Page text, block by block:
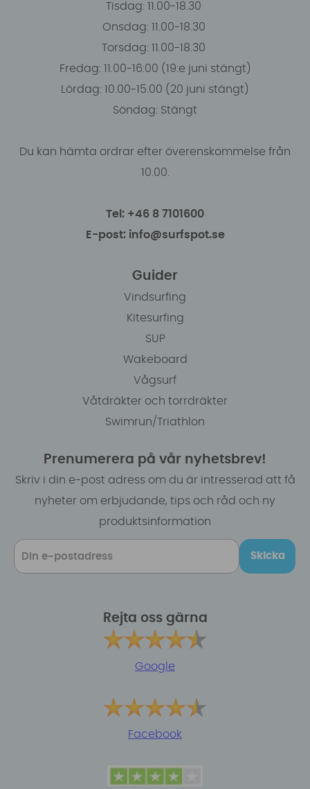
Tisdag: 11.00-18.30
Onsdag: 11.00-18.30
Torsdag: 11.00-18.30
Fredag: 11.00-16:00 (19:e juni stängt)
Lördag: 10.00-15.00 (20 juni stängt)
Söndag: Stängt
Du kan hämta ordrar efter överenskommelse från
10.00.
Tel: +46 8 7101600
E-post: info@surfspot.se
Guider
Vindsurfing
Kitesurfing
SUP
Wakeboard
Vågsurf
Våtdräkter och torrdräkter
Swimrun/Triathlon
Prenumerera på vår nyhetsbrev!
Skriv i din e-post adress om du är intresserad att få
nyheter om erbjudande, tips och råd och ny
produktsinformation
Skicka
Rejta oss gärna
Google
Facebook